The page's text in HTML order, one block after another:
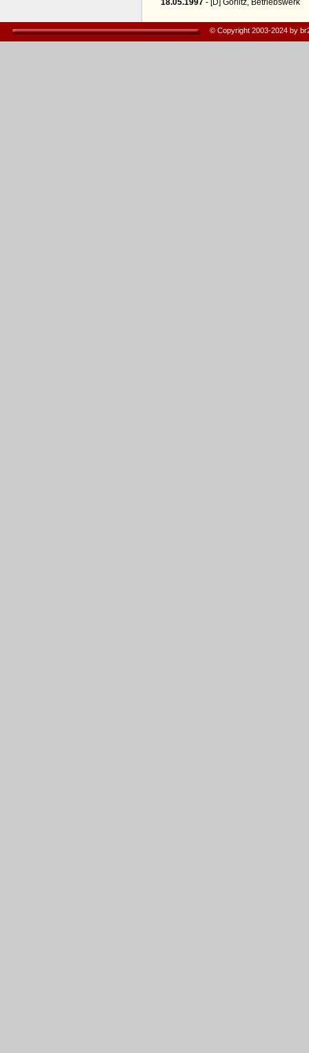
18.05.1997- [D] Görlitz, Betriebswerk
© Copyright 2003-2024 by